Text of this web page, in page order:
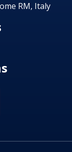
RM, Italy